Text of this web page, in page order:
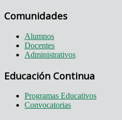
Comunidades
Alumnos
Docentes
Administrativos
Educación Continua
Programas Educativos
Convocatorias